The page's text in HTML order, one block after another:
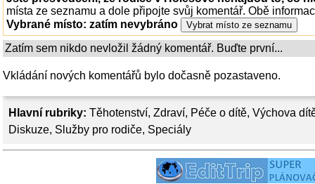
Hlavní rubriky: Těhotenství, Zdraví, Péče o dítě, Výchova
Diskuze, Služby pro rodiče, Speciály
místa ze seznamu a dole připojte svůj komentář. Obě
Vybrané místo: zatím nevybráno
Zatím sem nikdo nevložil žádný komentář. Buďte první...
Vkládání nových komentářů bylo dočasně pozastaveno.